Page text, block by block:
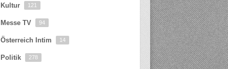
Kultur 121
Messe TV 94
Österreich Intim 14
Politik 278